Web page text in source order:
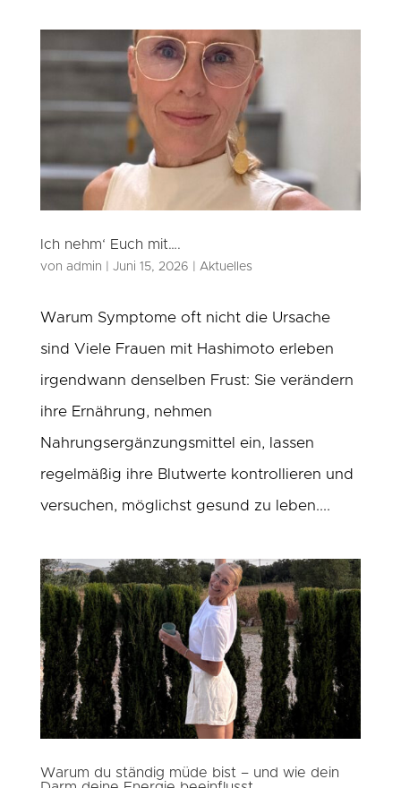
Ich nehm‘ Euch mit….
von admin Juni 15, 2026 Aktuelles
Warum Symptome oft nicht die Ursache
sind Viele Frauen mit Hashimoto erleben
irgendwann denselben Frust: Sie verändern
ihre Ernährung, nehmen
Nahrungsergänzungsmittel ein, lassen
regelmäßig ihre Blutwerte kontrollieren und
versuchen, möglichst gesund zu leben....
Warum du ständig müde bist – und wie dein